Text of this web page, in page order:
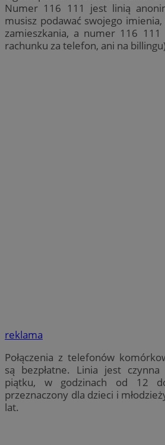
Numer 116 111 jest linią
musisz podawać swojego
zamieszkania, a numer 116
rachunku za telefon, ani na
reklama
Połączenia z telefonów
są bezpłatne. Linia jest
piątku, w godzinach od 12
przeznaczony dla dzieci i
lat.